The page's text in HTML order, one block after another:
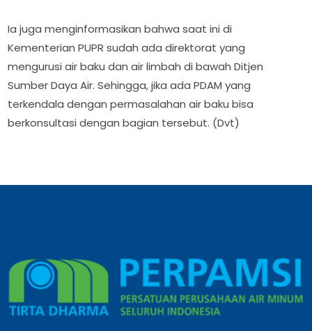
Ia juga menginformasikan bahwa saat ini di
Kementerian PUPR sudah ada direktorat yang
mengurusi air baku dan air limbah di bawah Ditjen
Sumber Daya Air. Sehingga, jika ada PDAM yang
terkendala dengan permasalahan air baku bisa
berkonsultasi dengan bagian tersebut. (Dvt)